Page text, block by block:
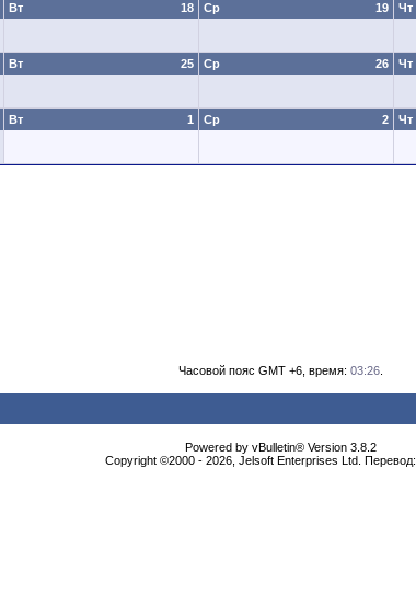
18
Вт 19
Ср Чт
25
Вт 26
Ср Чт
1
Вт 2
Ср Чт
Часовой пояс GMT +6, время: 03:26.
Powered by vBulletin® Version 3.8.2
Copyright ©2000 - 2026, Jelsoft Enterprises Ltd. Перевод: